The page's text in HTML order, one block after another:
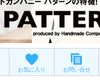
お気に入り お問い合せ